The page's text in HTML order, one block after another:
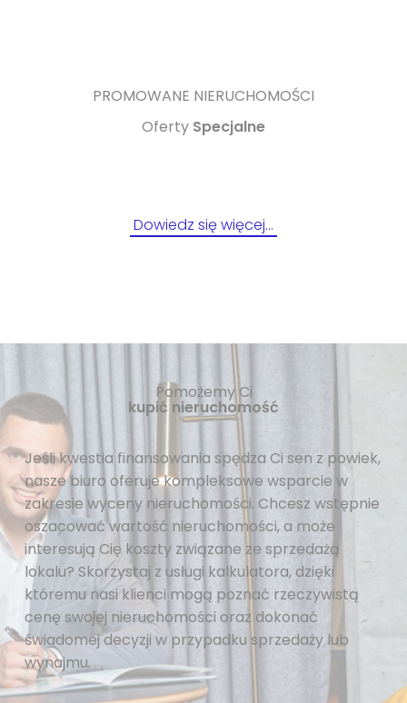
PROMOWANE NIERUCHOMOŚCI
Oferty Specjalne
Dowiedz się więcej…
Pomożemy Ci
kupić nieruchomość
Jeśli kwestia finansowania spędza Ci sen z powiek,
nasze biuro oferuje kompleksowe wsparcie w
zakresie wyceny nieruchomości. Chcesz wstępnie
oszacować wartość nieruchomości, a może
interesują Cię koszty związane ze sprzedażą
lokalu? Skorzystaj z usługi kalkulatora, dzięki
któremu nasi klienci mogą poznać rzeczywistą
cenę swojej nieruchomości oraz dokonać
świadomej decyzji w przypadku sprzedaży lub
wynajmu.